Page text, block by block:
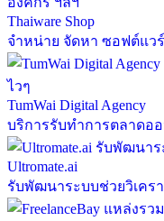
Thaiware Shop
จำหน่าย จัดหา ซอฟต์แว
TumWai Digital Agency
บริการรับทำการตลาดอ
Ultromate.ai
รับพัฒนาระบบช่วยวิเคร